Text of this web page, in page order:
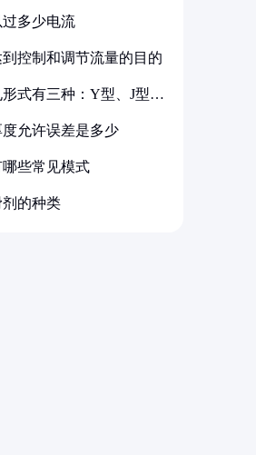
多少电流
控制和调节流量的目的
式有三种：Y型、J型、
允许误差是多少
些常见模式
的种类